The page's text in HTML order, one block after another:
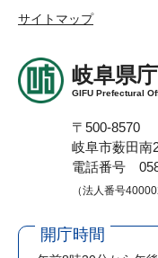
サイトマップ
岐阜県庁
GIFU Prefectural
〒500-8570
岐阜市薮田南
電話番号
（法人番号
開庁時間